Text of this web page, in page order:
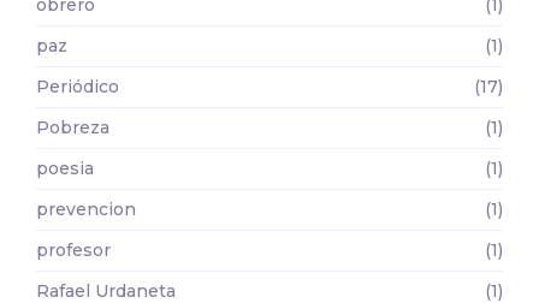
paz
(1)
Periódico
(17)
Pobreza
(1)
poesia
(1)
prevencion
(1)
profesor
(1)
Rafael Urdaneta
(1)